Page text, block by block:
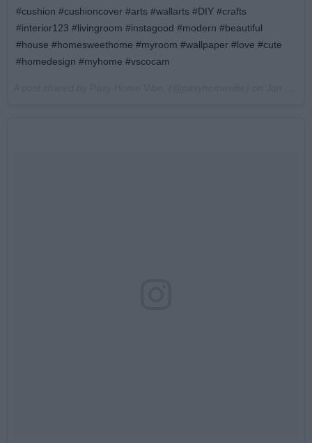
#cushion #cushioncover #arts #wallarts #DIY #crafts
#interior123 #livingroom #instagood #modern #beautiful
#house #homesweethome #myroom #wallpaper #love #cute
#homedesign #myhome #vscocam